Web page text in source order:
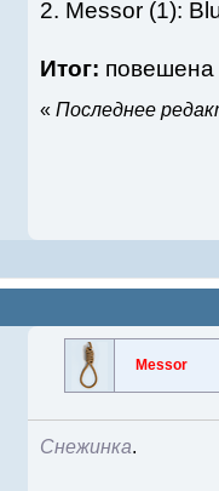
2. Messor (1):
Итог: повешена
« Последнее
Messor
Снежинка.